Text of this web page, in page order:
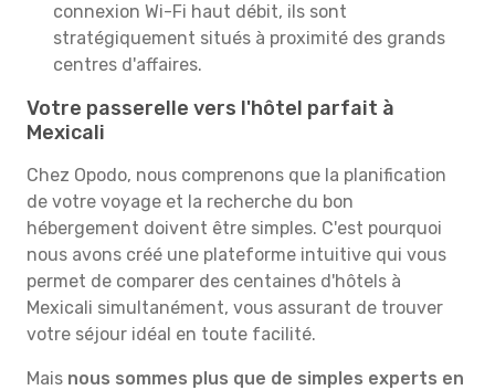
connexion Wi-Fi haut débit, ils sont
stratégiquement situés à proximité des grands
centres d'affaires.
Votre passerelle vers l'hôtel parfait à
Mexicali
Chez Opodo, nous comprenons que la planification
de votre voyage et la recherche du bon
hébergement doivent être simples. C'est pourquoi
nous avons créé une plateforme intuitive qui vous
permet de comparer des centaines d'hôtels à
Mexicali simultanément, vous assurant de trouver
votre séjour idéal en toute facilité.
Mais nous sommes plus que de simples experts en